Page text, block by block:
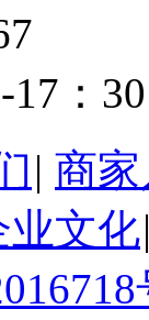
：30
| 商
业文化